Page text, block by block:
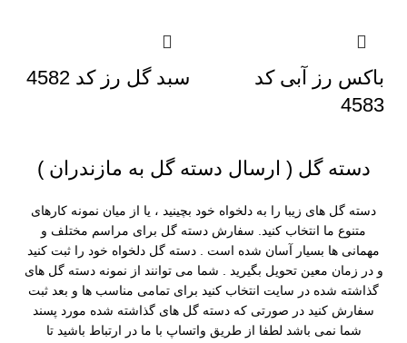
باکس رز آبی کد
4583
سبد گل رز کد 4582
دسته گل ( ارسال دسته گل به مازندران )
دسته گل های زیبا را به دلخواه خود بچینید ، یا از میان نمونه کارهای
متنوع ما انتخاب کنید. سفارش دسته گل برای مراسم مختلف و
مهمانی ها بسیار آسان شده است . دسته گل دلخواه خود را ثبت کنید
و در زمان معین تحویل بگیرید . شما می توانند از نمونه دسته گل های
گذاشته شده در سایت انتخاب کنید برای تمامی مناسب ها و بعد ثبت
سفارش کنید در صورتی که دسته گل های گذاشته شده مورد پسند
شما نمی باشد لطفا ازطریق واتساپ با ما در ارتباط باشید تا